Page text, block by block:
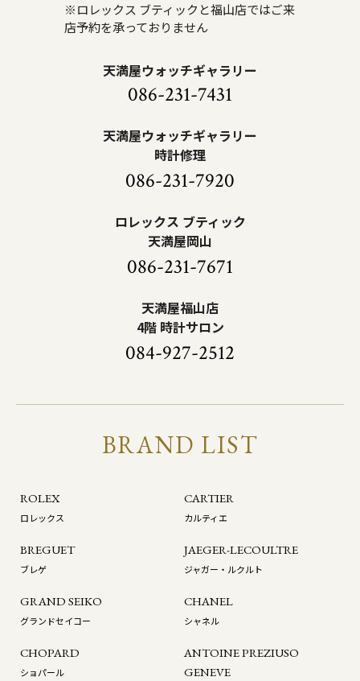
※ロレックス ブティックと福山店ではご来
店予約を承っておりません
天満屋ウォッチギャラリー
086-231-7431
天満屋ウォッチギャラリー
時計修理
086-231-7920
ロレックス ブティック
天満屋岡山
086-231-7671
天満屋福山店
4階 時計サロン
084-927-2512
BRAND LIST
ROLEX
ロレックス
CARTIER
カルティエ
BREGUET
ブレゲ
JAEGER-LECOULTRE
ジャガー・ルクルト
GRAND SEIKO
グランドセイコー
CHANEL
シャネル
CHOPARD
ショパール
ANTOINE PREZIUSO
GENEVE